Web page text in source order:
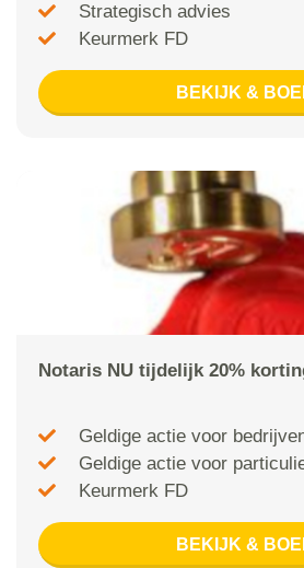
Strategisch advies
Keurmerk FD
BEKIJK &
Notaris NU tijdelijk 20%
Geldige actie voor
Geldige actie voor
Keurmerk FD
BEKIJK &